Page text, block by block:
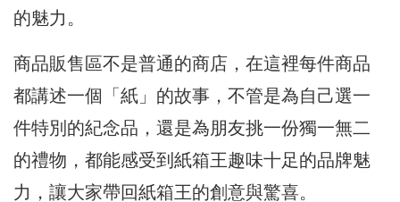
的魅力。
商品販售區不是普通的商店，在這裡每件商品
都講述一個「紙」的故事，不管是為自己選一
件特別的紀念品，還是為朋友挑一份獨一無二
的禮物，都能感受到紙箱王趣味十足的品牌魅
力，讓大家帶回紙箱王的創意與驚喜。